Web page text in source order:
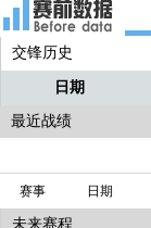
交锋历史
日期
最近战绩
赛事 日期
未来赛程